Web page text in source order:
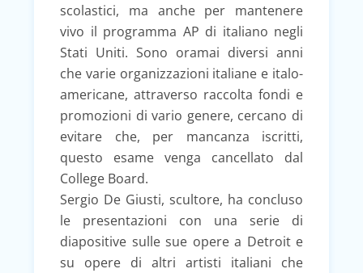
scolastici, ma anche per mantenere
vivo il programma AP di italiano negli
Stati Uniti. Sono oramai diversi anni
che varie organizzazioni italiane e italo-
americane, attraverso raccolta fondi e
promozioni di vario genere, cercano di
evitare che, per mancanza iscritti,
questo esame venga cancellato dal
College Board.
Sergio De Giusti, scultore, ha concluso
le presentazioni con una serie di
diapositive sulle sue opere a Detroit e
su opere di altri artisti italiani che